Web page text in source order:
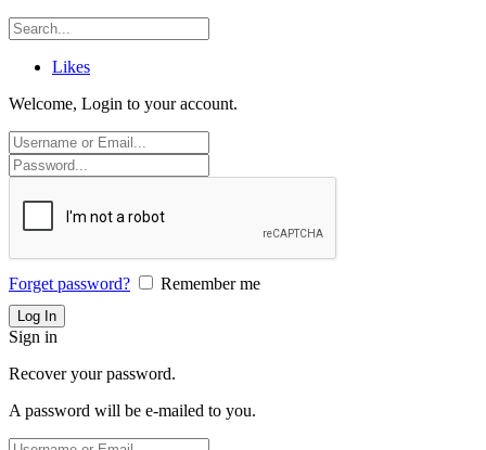
Likes
Welcome, Login to your account.
Forget password? Remember me
Sign in
Recover your password.
A password will be e-mailed to you.